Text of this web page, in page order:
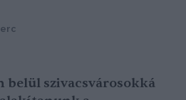
belül szivacsvárosokká